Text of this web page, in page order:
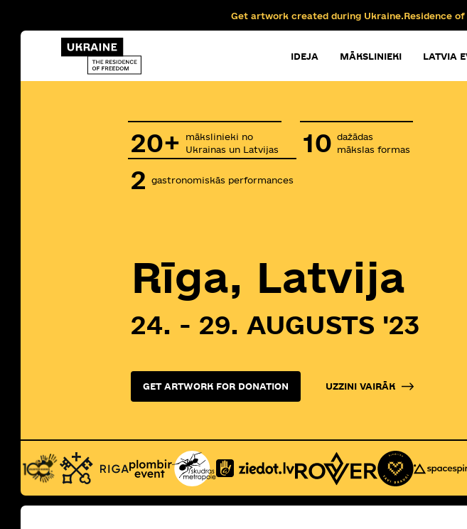
Get artwork created during Ukraine.Residence
IDEJA MĀKSLINIEKI LATVIA
20+
mākslinieki no
Ukrainas un Latvijas
10 dažādas
mākslas formas
2 gastronomiskās performances
Rīga, Latvija
24. - 29. AUGUSTS '23
GET ARTWORK FOR DONATION UZZINI VAIRĀK